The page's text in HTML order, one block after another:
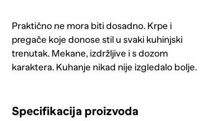
Praktično ne mora biti dosadno. Krpe i
pregače koje donose stil u svaki kuhinjski
trenutak. Mekane, izdržljive i s dozom
karaktera. Kuhanje nikad nije izgledalo bolje.
Specifikacija proizvoda